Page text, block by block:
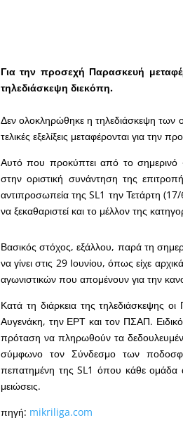
Για την προσεχή Παρασκευή
τηλεδιάσκεψη διεκόπη.
Δεν ολοκληρώθηκε η τηλεδιάσκεψη των
τελικές εξελίξεις μεταφέρονται για
Αυτό που προκύπτει από το σημερινό
στην οριστική συνάντηση της
αντιπροσωπεία της SL1 την Τετάρτη
να ξεκαθαριστεί και το μέλλον της
Βασικός στόχος, εξάλλου, παρά τη
να γίνει στις 29 Ιουνίου, όπως είχε
αγωνιστικών που απομένουν για την
Κατά τη διάρκεια της τηλεδιάσκεψης
Αυγενάκη, την ΕΡΤ και τον ΠΣΑΠ.
πρόταση να πληρωθούν τα
σύμφωνο τον Σύνδεσμο των
πεπατημένη της SL1 όπου κάθε ομάδα
μειώσεις.
πηγή: mikriliga.com